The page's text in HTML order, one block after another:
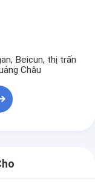
Beicun, thị trấn
Châu